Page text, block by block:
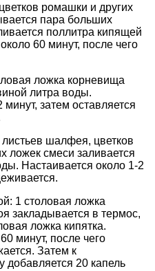
ромашки и других
пара больших
поллитра кипящей
60 минут, после чего
ложка корневища
литра воды.
минут, затем оставляется
шалфея, цветков
ложек смеси заливается
Настаивается около 1-2
1 столовая ложка
закладывается в термос,
ложка кипятка.
минут, после чего
Затем к
добавляется 20 капель